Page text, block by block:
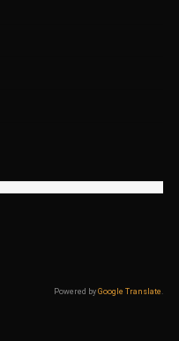
Powered byGoogle Translate .